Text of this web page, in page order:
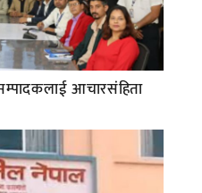
आचारसंहिता